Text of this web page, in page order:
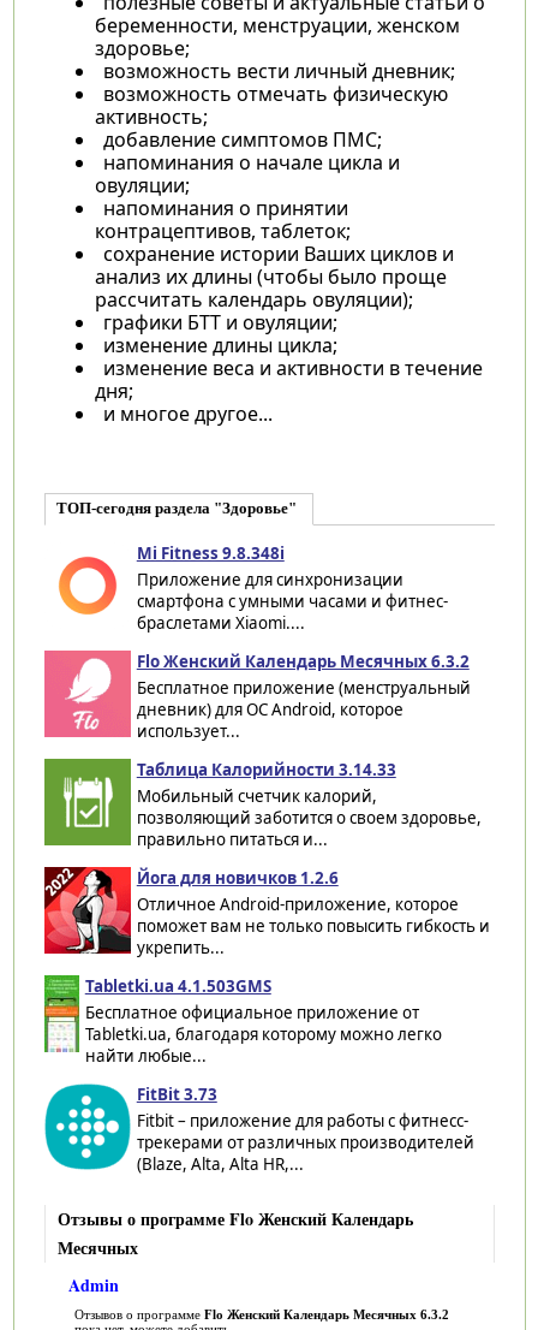
беременности, менструации, женском
здоровье;
возможность вести личный дневник;
возможность отмечать физическую
активность;
добавление симптомов ПМС;
напоминания о начале цикла и
овуляции;
напоминания о принятии
контрацептивов, таблеток;
сохранение истории Ваших циклов и
анализ их длины (чтобы было проще
рассчитать календарь овуляции);
графики БТТ и овуляции;
изменение длины цикла;
изменение веса и активности в течение
дня;
и многое другое...
ТОП-сегодня раздела "Здоровье"
Mi Fitness 9.8.348i
Приложение для синхронизации
смартфона с умными часами и фитнес-
браслетами Xiaomi....
Flo Женский Календарь Месячных 6.3.2
Бесплатное приложение (менструальный
дневник) для ОС Android, которое
использует...
Таблица Калорийности 3.14.33
Мобильный счетчик калорий,
позволяющий заботится о своем здоровье,
правильно питаться и...
Йога для новичков 1.2.6
Отличное Android-приложение, которое
поможет вам не только повысить гибкость и
укрепить...
Tabletki.ua 4.1.503GMS
Бесплатное официальное приложение от
Tabletki.ua, благодаря которому можно легко
найти любые...
FitBit 3.73
Fitbit – приложение для работы с фитнесс-
трекерами от различных производителей
(Blaze, Alta, Alta HR,...
Отзывы о программе Flo Женский Календарь
Месячных
Admin
Отзывов о программе Flo Женский Календарь Месячных 6.3.2